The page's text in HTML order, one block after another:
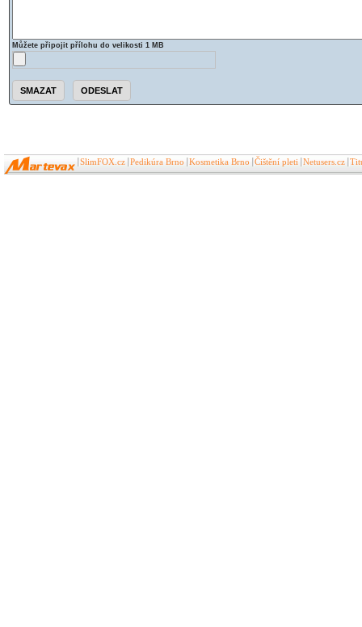
Můžete připojit přílohu do velikosti 1 MB
SlimFOX.cz Pedikúra Brno Kosmetika Brno Čištění pleti Netusers.cz